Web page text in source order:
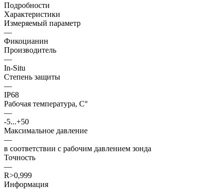
Подробности
Характеристики
Измеряемый параметр
—
Фикоцианин
Производитель
—
In-Situ
Степень защиты
—
IP68
Рабочая температура, С°
—
-5...+50
Максимальное давление
—
в соответствии с рабочим давлением зонда
Точность
—
R>0,999
Информация